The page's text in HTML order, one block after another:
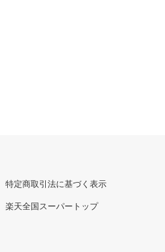
特定商取引法に基づく表示
楽天全国スーパートップ